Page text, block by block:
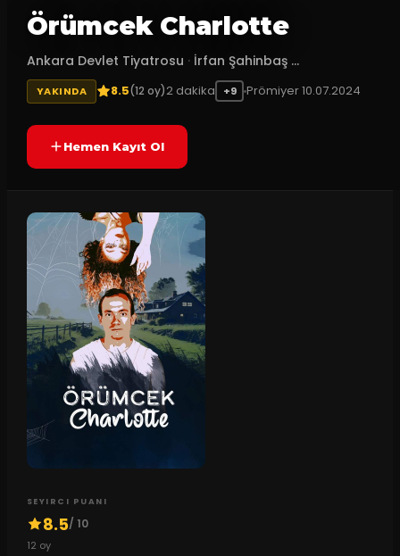
Örümcek Charlotte
Ankara Devlet Tiyatrosu · İrfan Şahinbaş ...
YAKINDA 8.5(12 oy)2 dakika +9 Prömiyer10.07.2024
Hemen Kayıt Ol
SEYIRCI PUANI
8.5/ 10
12 oy